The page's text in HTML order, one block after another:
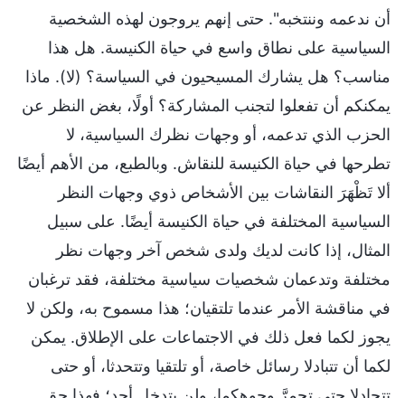
أن ندعمه وننتخبه". حتى إنهم يروجون لهذه الشخصية
السياسية على نطاق واسع في حياة الكنيسة. هل هذا
مناسب؟ هل يشارك المسيحيون في السياسة؟ (لا). ماذا
يمكنكم أن تفعلوا لتجنب المشاركة؟ أولًا، بغض النظر عن
الحزب الذي تدعمه، أو وجهات نظرك السياسية، لا
تطرحها في حياة الكنيسة للنقاش. وبالطبع، من الأهم أيضًا
ألا تَظْهَرَ النقاشات بين الأشخاص ذوي وجهات النظر
السياسية المختلفة في حياة الكنيسة أيضًا. على سبيل
المثال، إذا كانت لديك ولدى شخص آخر وجهات نظر
مختلفة وتدعمان شخصيات سياسية مختلفة، فقد ترغبان
في مناقشة الأمر عندما تلتقيان؛ هذا مسموح به، ولكن لا
يجوز لكما فعل ذلك في الاجتماعات على الإطلاق. يمكن
لكما أن تتبادلا رسائل خاصة، أو تلتقيا وتتحدثا، أو حتى